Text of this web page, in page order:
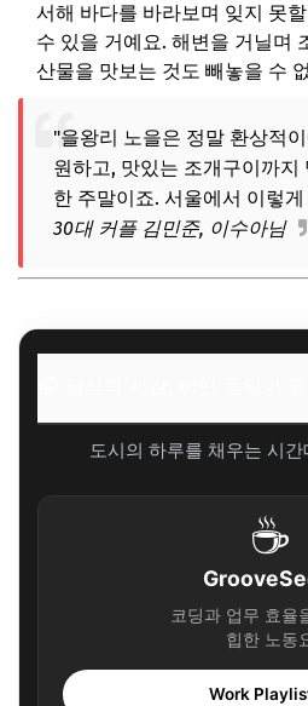
서해 바다를 바라보며 잊지 못할
수 있을 거예요. 해변을 거닐며
산물을 맛보는 것도 빼놓을 수
"을왕리 노을은 정말 환상적
원하고, 맛있는 조개구이까지
한 주말이죠. 서울에서 이렇
30대 커플 김민준, 이수아님
도시의 하루를 채우는 시
☕
코딩과 업무 효율
힙한 노동
Work